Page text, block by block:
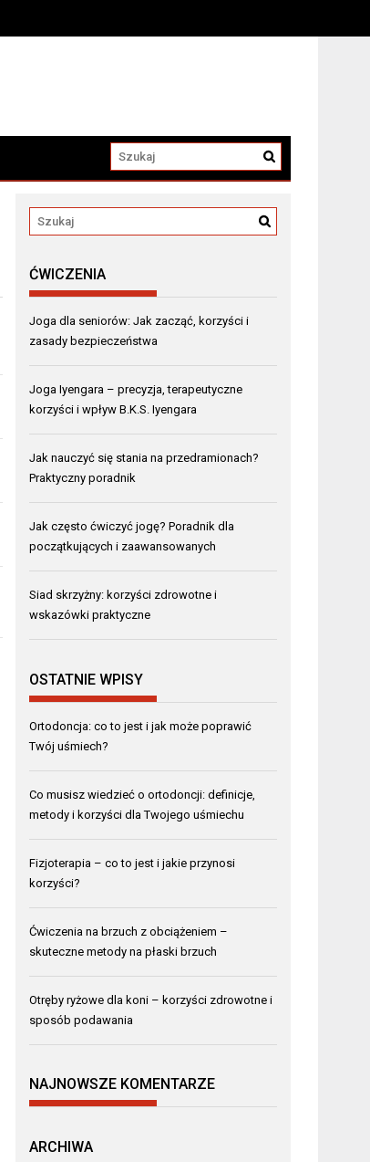
ĆWICZENIA
Joga dla seniorów: Jak zacząć, korzyści i
zasady bezpieczeństwa
Joga Iyengara – precyzja, terapeutyczne
korzyści i wpływ B.K.S. Iyengara
Jak nauczyć się stania na przedramionach?
Praktyczny poradnik
Jak często ćwiczyć jogę? Poradnik dla
początkujących i zaawansowanych
Siad skrzyżny: korzyści zdrowotne i
wskazówki praktyczne
OSTATNIE WPISY
Ortodoncja: co to jest i jak może poprawić
Twój uśmiech?
Co musisz wiedzieć o ortodoncji: definicje,
metody i korzyści dla Twojego uśmiechu
Fizjoterapia – co to jest i jakie przynosi
korzyści?
Ćwiczenia na brzuch z obciążeniem –
skuteczne metody na płaski brzuch
Otręby ryżowe dla koni – korzyści zdrowotne i
sposób podawania
NAJNOWSZE KOMENTARZE
ARCHIWA